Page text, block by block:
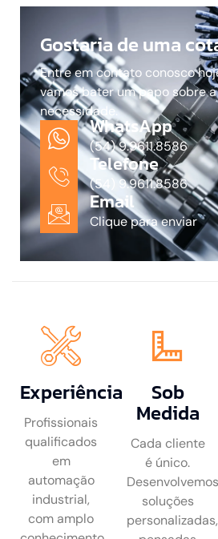
Gostaria de uma
Entre em contato conosco
vamos bater um papo sobre
necessidade.
WhatsApp
(54) 9.9611.8586
Telefone
(54) 9.9611.8586
Email
Clique para enviar
Experiência
Profissionais
qualificados
em
automação
industrial,
com amplo
Sob
Medida
Cada cliente
é único.
Desenvolvemos
soluções
personalizadas,